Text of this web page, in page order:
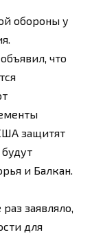
обороны у
что
защитят
и Балкан.
заявляло,
для